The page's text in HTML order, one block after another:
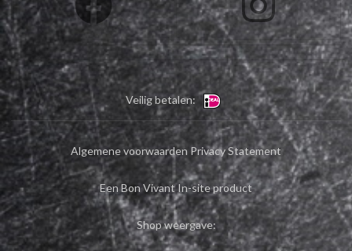
Veilig betalen:
Algemene voorwaarden Privacy Statement
Een Bon Vivant In-site product
Shop weergave: